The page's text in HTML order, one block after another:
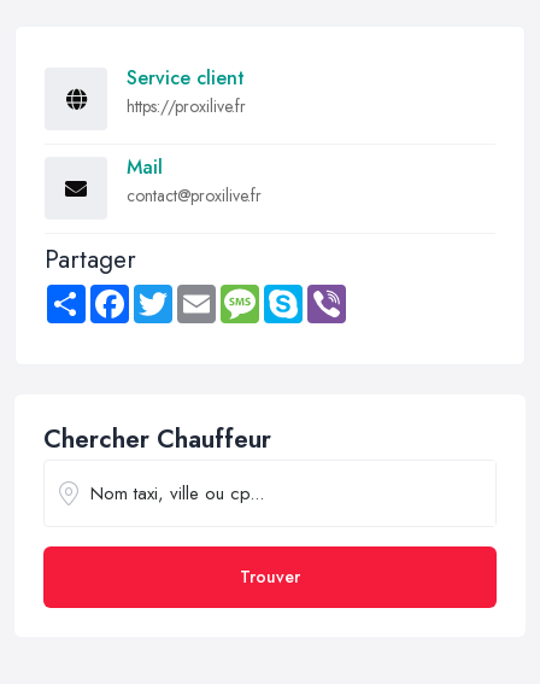
Service client
https://proxilive.fr
Mail
contact@proxilive.fr
Partager
Share FacebookTwitter Email MessageSkype
Chercher Chauffeur
Trouver